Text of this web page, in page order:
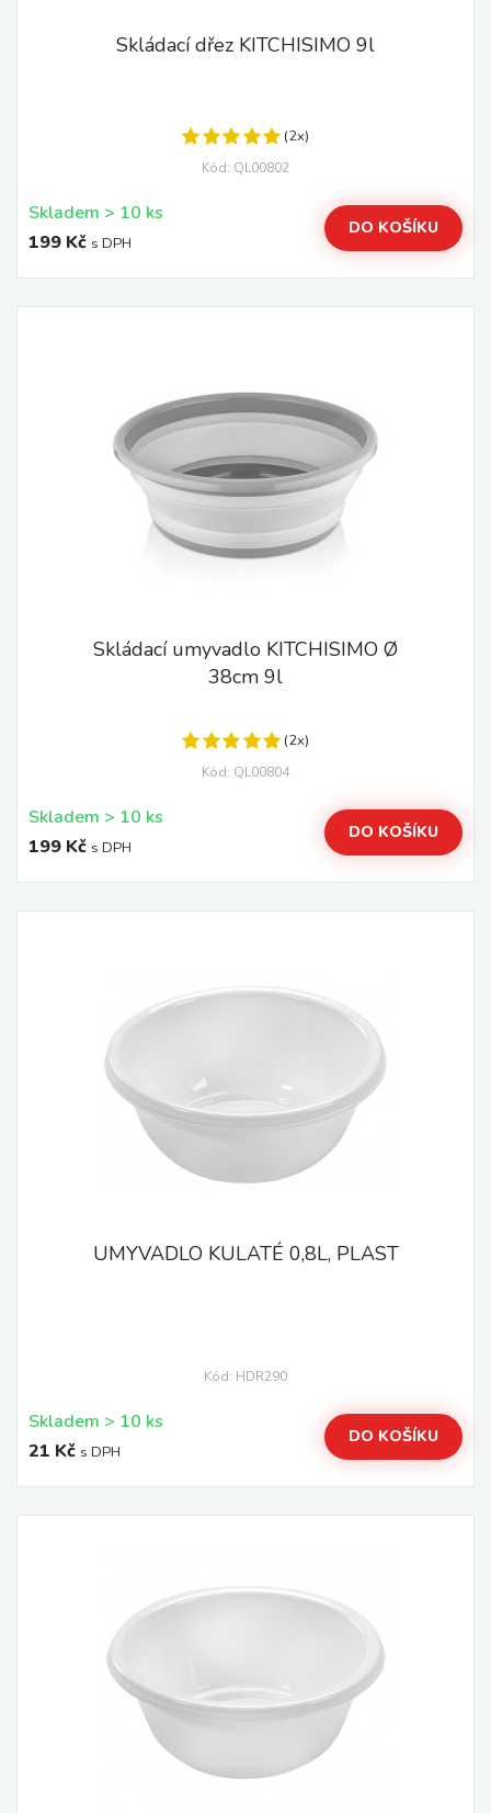
Skládací dřez KITCHISIMO 9l
(2x)
Kód: QL00802
Skladem > 10 ks
199 Kč s DPH
DO KOŠÍKU
Skládací umyvadlo KITCHISIMO Ø
38cm 9l
(2x)
Kód: QL00804
Skladem > 10 ks
199 Kč s DPH
DO KOŠÍKU
UMYVADLO KULATÉ 0,8L, PLAST
Kód: HDR290
Skladem > 10 ks
21 Kč s DPH
DO KOŠÍKU